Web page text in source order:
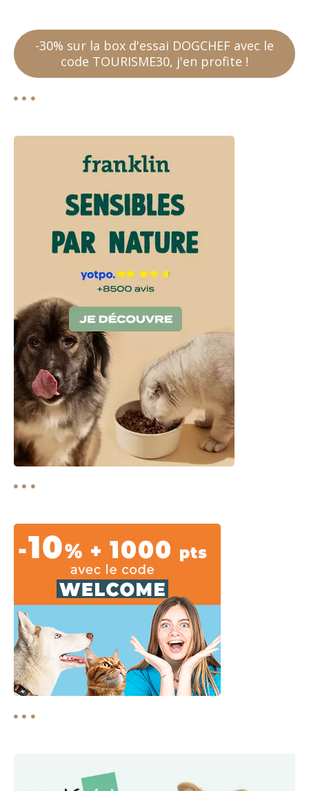
-30% sur la box d'essai DOGCHEF avec le
code TOURISME30, j'en profite !